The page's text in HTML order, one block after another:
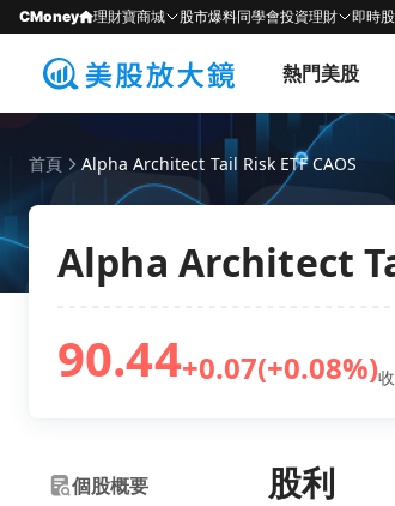
CMoney 理財寶商城 股市爆料同學會投資理財 即時
熱門美股
首頁 Alpha Architect Tail Risk ETF CAOS
Alpha Architect
90.44+0.07(+0.08%)
個股概要 股利